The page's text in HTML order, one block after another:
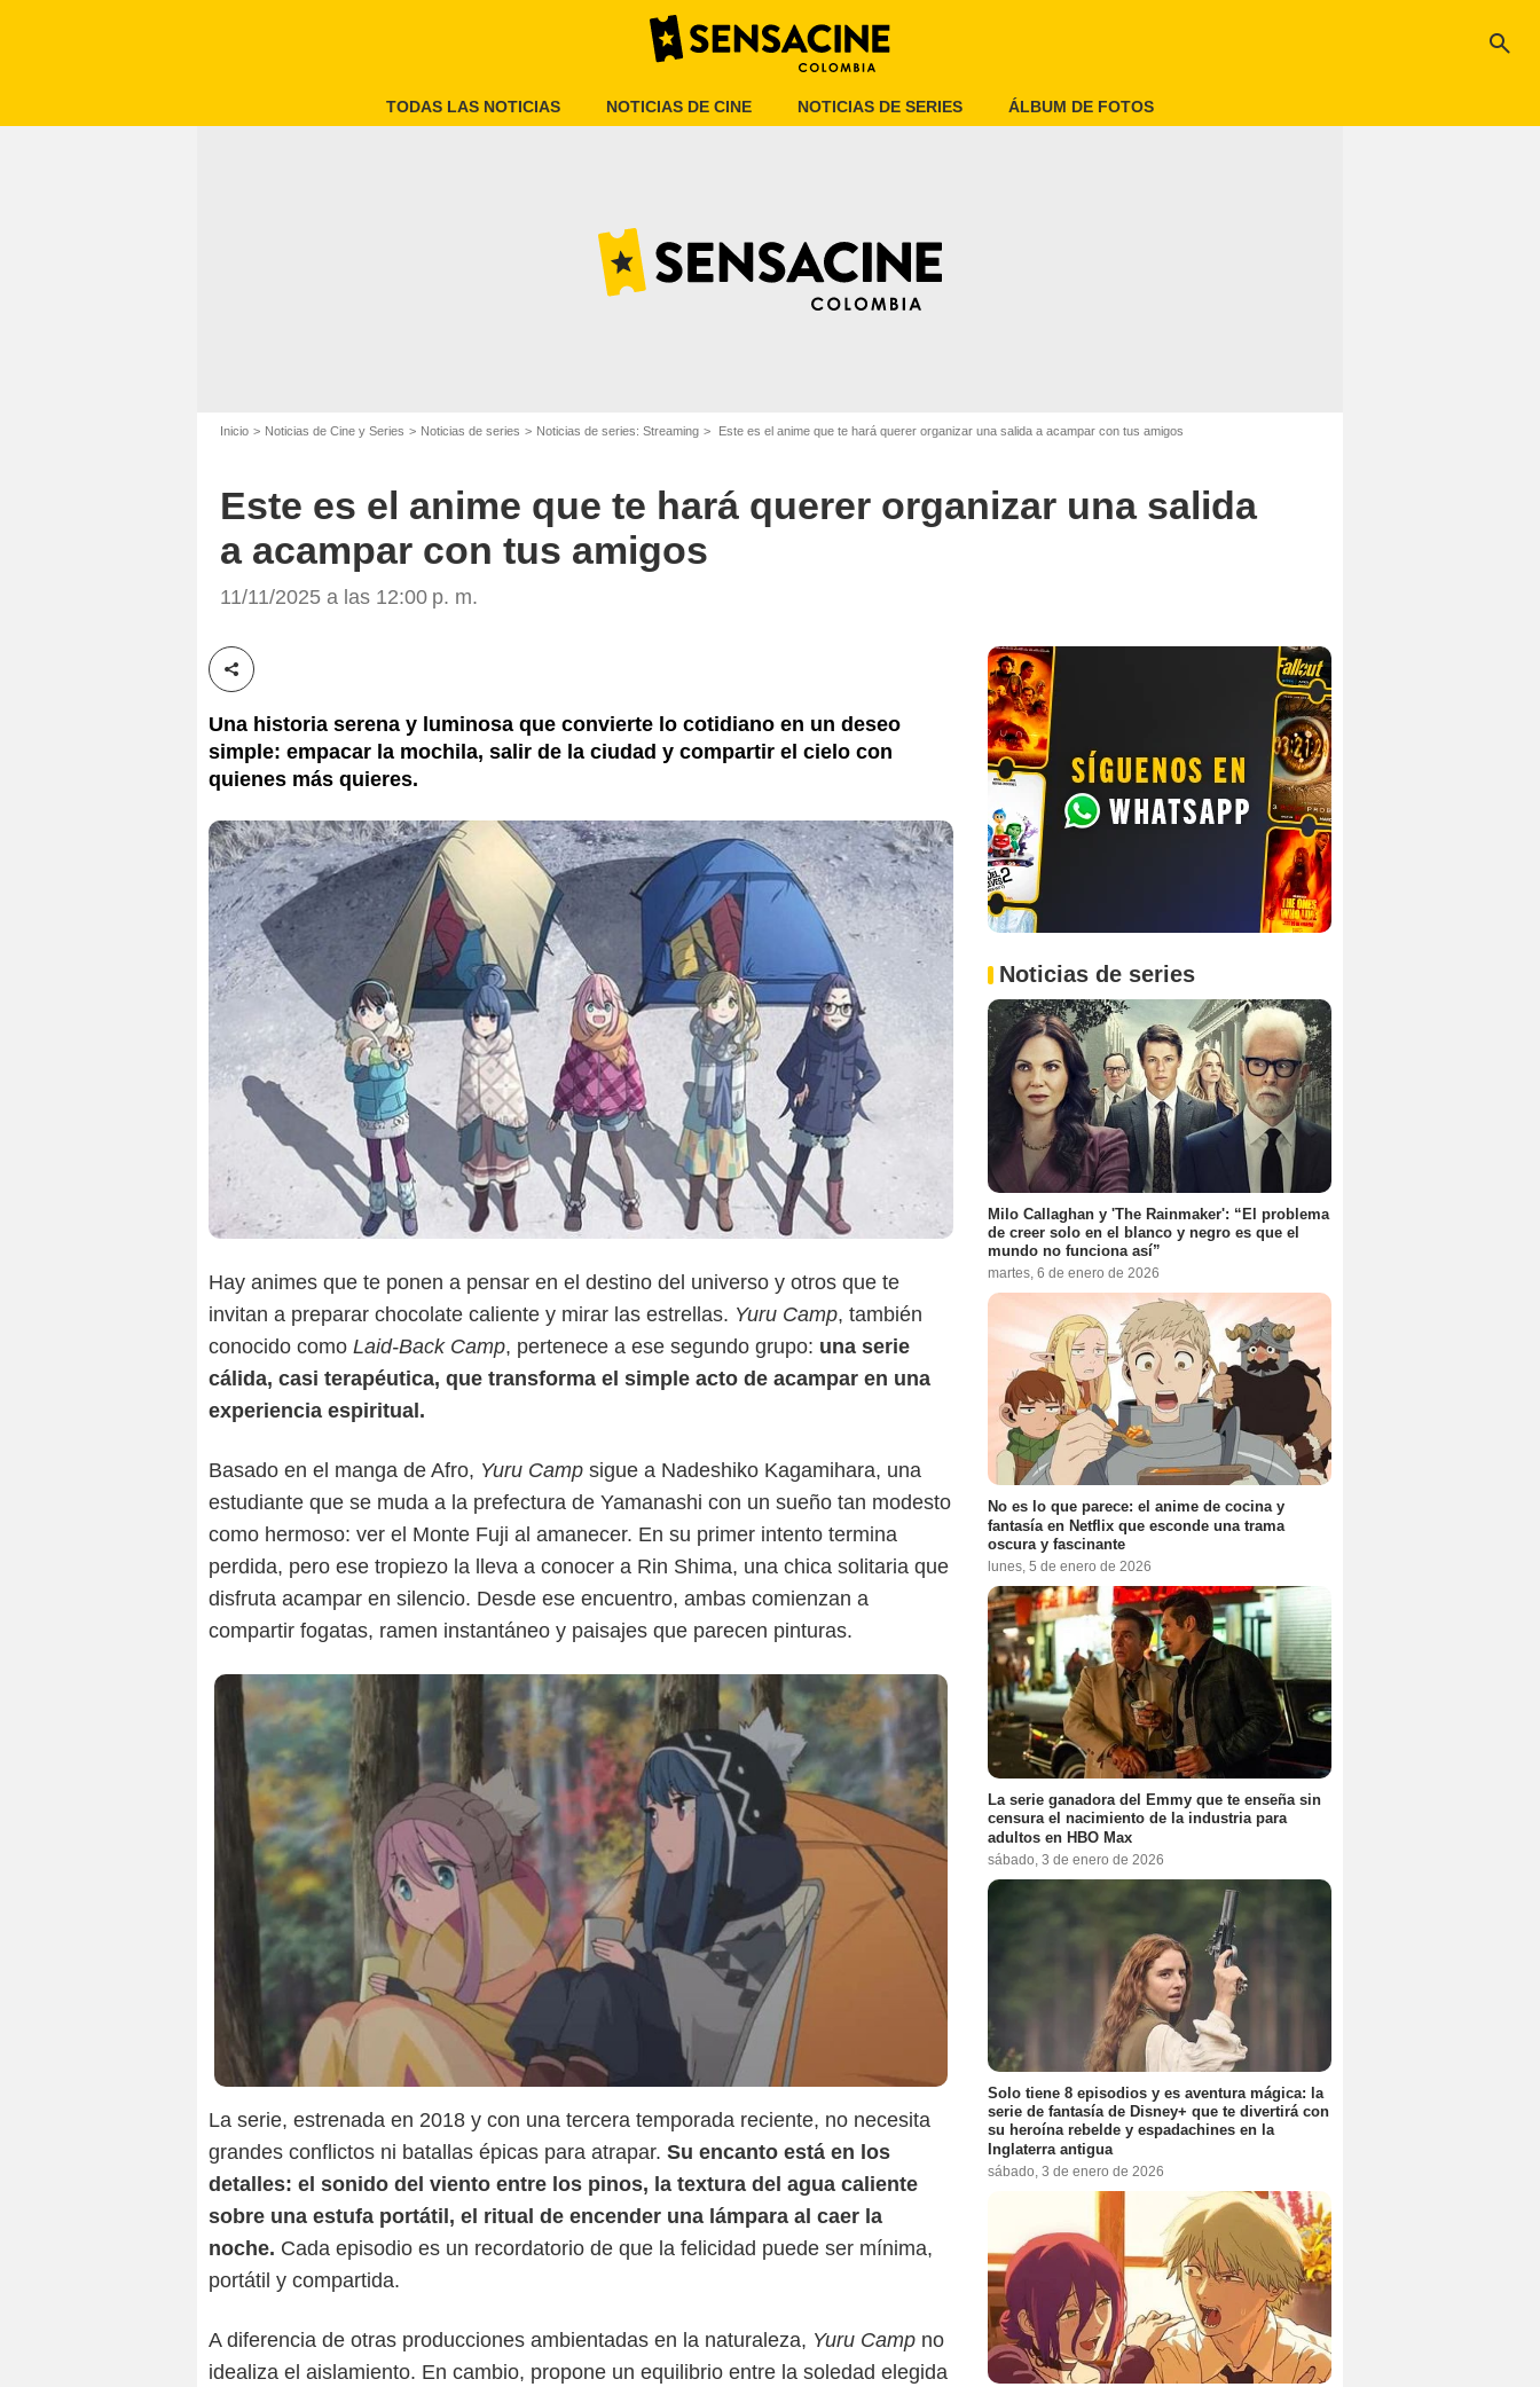
search
TODAS LAS NOTICIAS NOTICIAS DE CINE NOTICIAS DE SERIES ÁLBUM DE FOTOS
Inicio Noticias de Cine y Series Noticias de series Noticias de series: Streaming Este es el anime que te hará querer organizar una salida a acampar con tus amigos
Este es el anime que te hará querer organizar una salida
a acampar con tus amigos
11/11/2025 a las 12:00 p. m.
Compartir esta noticia
Una historia serena y luminosa que convierte lo cotidiano en un deseo
simple: empacar la mochila, salir de la ciudad y compartir el cielo con
quienes más quieres.
Hay animes que te ponen a pensar en el destino del universo y otros que te
invitan a preparar chocolate caliente y mirar las estrellas. Yuru Camp, también
conocido como Laid-Back Camp, pertenece a ese segundo grupo: una serie
cálida, casi terapéutica, que transforma el simple acto de acampar en una
experiencia espiritual.
Basado en el manga de Afro, Yuru Camp sigue a Nadeshiko Kagamihara, una
estudiante que se muda a la prefectura de Yamanashi con un sueño tan modesto
como hermoso: ver el Monte Fuji al amanecer. En su primer intento termina
perdida, pero ese tropiezo la lleva a conocer a Rin Shima, una chica solitaria que
disfruta acampar en silencio. Desde ese encuentro, ambas comienzan a
compartir fogatas, ramen instantáneo y paisajes que parecen pinturas.
Crunchyroll
La serie, estrenada en 2018 y con una tercera temporada reciente, no necesita
grandes conflictos ni batallas épicas para atrapar. Su encanto está en los
detalles: el sonido del viento entre los pinos, la textura del agua caliente
sobre una estufa portátil, el ritual de encender una lámpara al caer la
noche. Cada episodio es un recordatorio de que la felicidad puede ser mínima,
portátil y compartida.
A diferencia de otras producciones ambientadas en la naturaleza, Yuru Camp no
idealiza el aislamiento. En cambio, propone un equilibrio entre la soledad elegida
Crunchyroll
Noticias de series
Milo Callaghan y 'The Rainmaker': “El problema
de creer solo en el blanco y negro es que el
mundo no funciona así”
martes, 6 de enero de 2026
No es lo que parece: el anime de cocina y
fantasía en Netflix que esconde una trama
oscura y fascinante
lunes, 5 de enero de 2026
La serie ganadora del Emmy que te enseña sin
censura el nacimiento de la industria para
adultos en HBO Max
sábado, 3 de enero de 2026
Solo tiene 8 episodios y es aventura mágica: la
serie de fantasía de Disney+ que te divertirá con
su heroína rebelde y espadachines en la
Inglaterra antigua
sábado, 3 de enero de 2026